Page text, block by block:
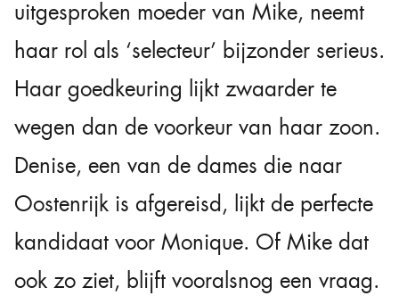
uitgesproken moeder van Mike, neemt
haar rol als ‘selecteur’ bijzonder serieus.
Haar goedkeuring lijkt zwaarder te
wegen dan de voorkeur van haar zoon.
Denise, een van de dames die naar
Oostenrijk is afgereisd, lijkt de perfecte
kandidaat voor Monique. Of Mike dat
ook zo ziet, blijft vooralsnog een vraag.